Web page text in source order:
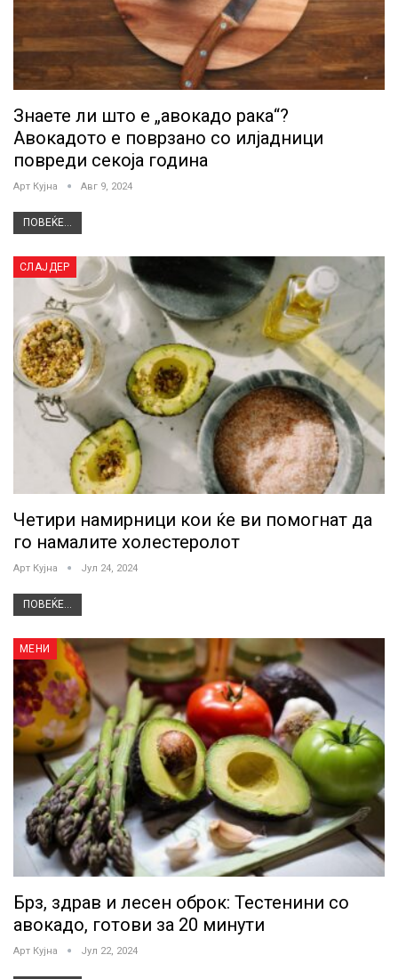
Знаете ли што е „авокадо рака“?
Авокадото е поврзано со илјадници
повреди секоја година
Арт Кујна Авг 9, 2024
ПОВЕЌЕ...
СЛАЈДЕР
Четири намирници кои ќе ви помогнат да
го намалите холестеролот
Арт Кујна Јул 24, 2024
ПОВЕЌЕ...
МЕНИ
Брз, здрав и лесен оброк: Тестенини со
авокадо, готови за 20 минути
Арт Кујна Јул 22, 2024